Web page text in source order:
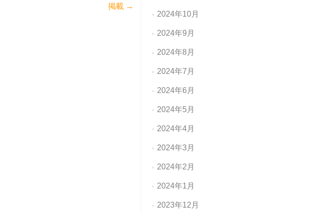
掲載 →
2024年10月
2024年9月
2024年8月
2024年7月
2024年6月
2024年5月
2024年4月
2024年3月
2024年2月
2024年1月
2023年12月